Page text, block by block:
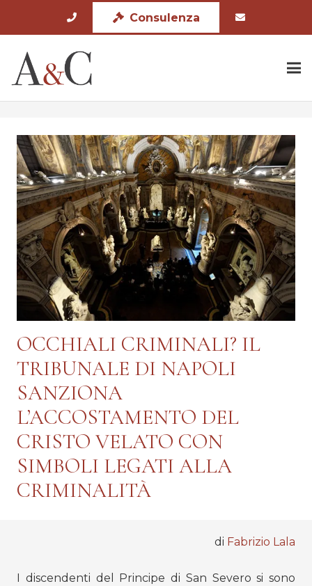
Consulenza
OCCHIALI CRIMINALI? IL
TRIBUNALE DI NAPOLI
SANZIONA
L’ACCOSTAMENTO DEL
CRISTO VELATO CON
SIMBOLI LEGATI ALLA
CRIMINALITÀ
di Fabrizio Lala
I discendenti del Principe di San Severo si sono